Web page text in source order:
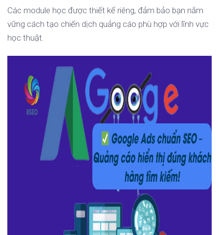
Các module học được thiết kế riêng, đảm bảo bạn nắm
vững cách tạo chiến dịch quảng cáo phù hợp với lĩnh vực
học thuật.